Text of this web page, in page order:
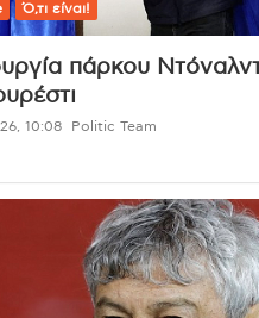
Ό,τι είναι!
πάρκου
10:08 Politic Team